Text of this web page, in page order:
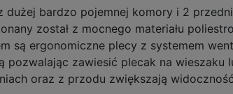
dużej bardzo pojemnej komory i 2
został z mocnego materiału
są ergonomiczne plecy z systemem
pozwalając zawiesić plecak na
oraz z przodu zwiększają